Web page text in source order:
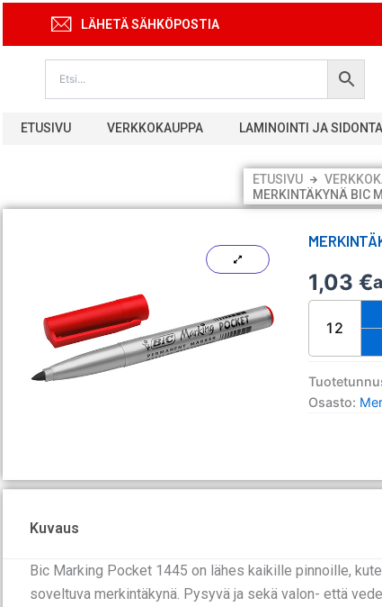
sisältöön
LÄHETÄ SÄHKÖPOSTIA
ETUSIVU VERKKOKAUPPA LAMINOINTI JA SIDONTA
ETUSIVU
MERKINTÄKYNÄ BIC
1,03€
Merkintäkynä
Pocket
1445
punainen
Osasto:
Kuvaus
Bic Marking Pocket 1445 on lähes kaikille pinnoille,
soveltuva merkintäkynä. Pysyvä ja sekä valon- että